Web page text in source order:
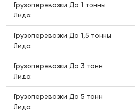
Грузоперевозки До 1 тонны
Лида:
Грузоперевозки До 1,5 тонны
Лида:
Грузоперевозки До 3 тонн
Лида:
Грузоперевозки До 5 тонн
Лида: